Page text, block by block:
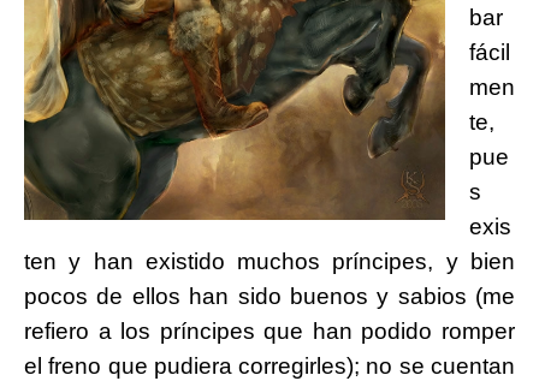
bar
fácil
men
te,
pue
s
exis
ten y han existido muchos príncipes, y bien
pocos de ellos han sido buenos y sabios (me
refiero a los príncipes que han podido romper
el freno que pudiera corregirles); no se cuentan